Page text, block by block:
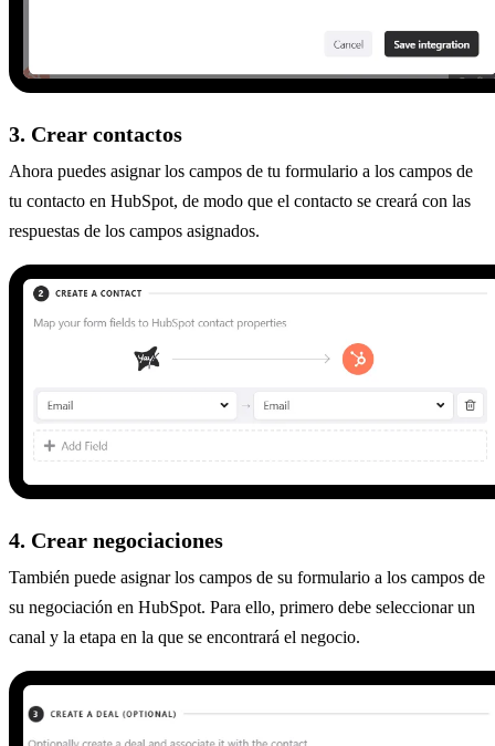
3. Crear contactos
Ahora puedes asignar los campos de tu formulario a los campos de
tu contacto en HubSpot, de modo que el contacto se creará con las
respuestas de los campos asignados.
4. Crear negociaciones
También puede asignar los campos de su formulario a los campos de
su negociación en HubSpot. Para ello, primero debe seleccionar un
canal y la etapa en la que se encontrará el negocio.